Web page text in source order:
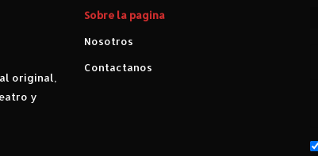
original,
y
Sobre la pagina
Nosotros
Contactanos